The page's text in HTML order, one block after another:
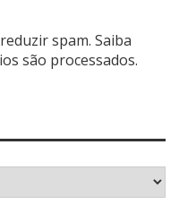
spam. Saiba
são processados.